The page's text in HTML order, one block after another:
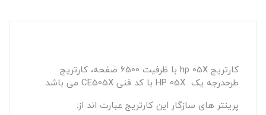
کارتریج hp 05X با ظرفیت 6500 صفحه، کارتریج
طرحدرجه یک HP 05X با کد فنی CE505X می باشد.
پرینتر های سازگار این کارتریج عبارت اند از: